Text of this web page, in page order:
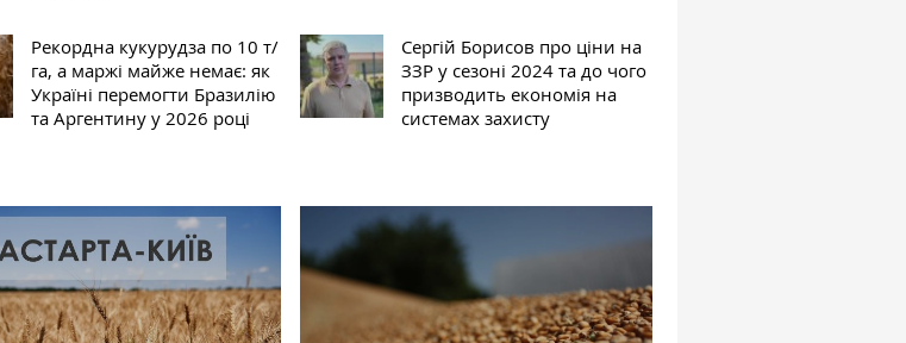
Рекордна кукурудза по 10 т/
га, а маржі майже немає: як
Україні перемогти Бразилію
та Аргентину у 2026 році
Сергій Борисов про ціни на
ЗЗР у сезоні 2024 та до чого
призводить економія на
системах захисту